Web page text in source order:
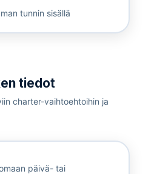
tunnin sisällä
tiedot
charter-vaihtoehtoihin ja
päivä- tai